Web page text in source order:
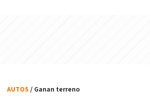
AUTOS / Ganan terreno